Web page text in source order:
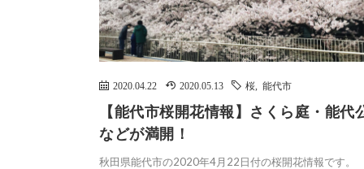
2020.04.22 2020.05.13 桜 能代市
【能代市桜開花情報】さくら庭・能代
などが満開！
秋田県能代市の2020年4月22日付の桜開花情報です。